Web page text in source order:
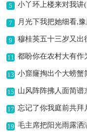
5
7
9
11
13
15
17
19